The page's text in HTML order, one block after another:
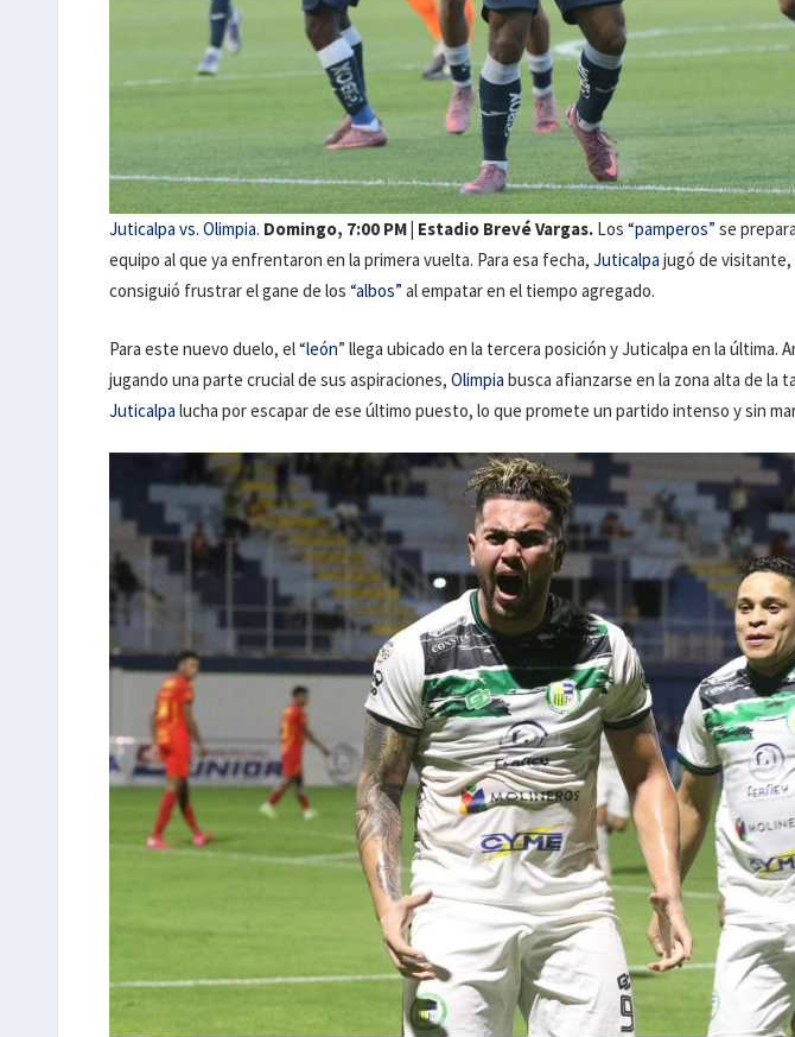
Juticalpa vs. Olimpia. Domingo, 7:00 PM | Estadio Brevé Vargas. Los“pamperos” se
equipo al que ya enfrentaron en la primera vuelta. Para esa fecha,Juticalpa jugó de
consiguió frustrar el gane de los“albos” al empatar en el tiempo agregado.
Para este nuevo duelo, el“león” llega ubicado en la tercera posición y Juticalpa en la última.
jugando una parte crucial de sus aspiraciones,Olimpia busca afianzarse en la zona alta de la
Juticalpa lucha por escapar de ese último puesto, lo que promete un partido intenso y sin